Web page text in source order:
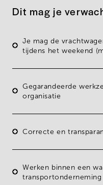
Dit mag je
Je mag de
tijdens het weekend
Gegarandeerde
organisatie
Correcte en
Werken binnen een
transportonderneming